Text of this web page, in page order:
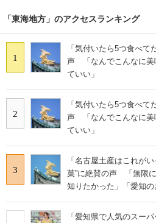
「東海地方」のアクセスランキング
1
「気付いたら5つ食べて
声 「なんでこんなに美
ていい」
2
「気付いたら5つ食べて
声 「なんでこんなに美
ていい」
3
「名古屋土産はこれが
菓”に絶賛の声 「無限
知りたかった」「愛知の
「愛知県で人気のスー